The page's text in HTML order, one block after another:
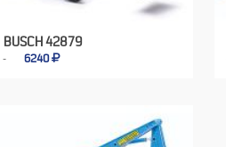
BUSCH 42879
6240